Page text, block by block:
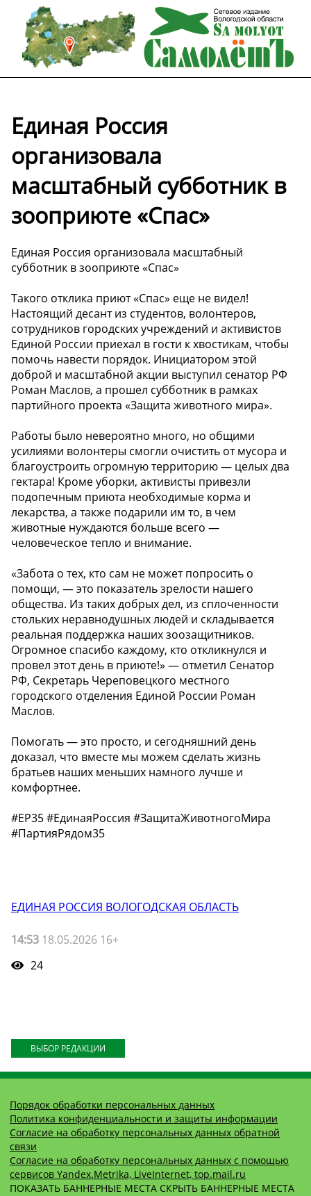
Единая Россия
организовала
масштабный субботник в
зооприюте «Спас»
Единая Россия организовала масштабный
субботник в зооприюте «Спас»
Такого отклика приют «Спас» еще не видел!
Настоящий десант из студентов, волонтеров,
сотрудников городских учреждений и активистов
Единой России приехал в гости к хвостикам, чтобы
помочь навести порядок. Инициатором этой
доброй и масштабной акции выступил сенатор РФ
Роман Маслов, а прошел субботник в рамках
партийного проекта «Защита животного мира».
Работы было невероятно много, но общими
усилиями волонтеры смогли очистить от мусора и
благоустроить огромную территорию — целых два
гектара! Кроме уборки, активисты привезли
подопечным приюта необходимые корма и
лекарства, а также подарили им то, в чем
животные нуждаются больше всего —
человеческое тепло и внимание.
«Забота о тех, кто сам не может попросить о
помощи, — это показатель зрелости нашего
общества. Из таких добрых дел, из сплоченности
стольких неравнодушных людей и складывается
реальная поддержка наших зоозащитников.
Огромное спасибо каждому, кто откликнулся и
провел этот день в приюте!» — отметил Сенатор
РФ, Секретарь Череповецкого местного
городского отделения Единой России Роман
Маслов.
Помогать — это просто, и сегодняшний день
доказал, что вместе мы можем сделать жизнь
братьев наших меньших намного лучше и
комфортнее.
#ЕР35 #ЕдинаяРоссия #ЗащитаЖивотногоМира
#ПартияРядом35
ЕДИНАЯ РОССИЯ ВОЛОГОДСКАЯ ОБЛАСТЬ
14:53 18.05.2026 16+
24
ВЫБОР РЕДАКЦИИ
Порядок обработки персональных данных
Политика конфиденциальности и защиты информации
Согласие на обработку персональных данных обратной
связи
Согласие на обработку персональных данных с помощью
сервисов Yandex.Metrika, LiveInternet, top.mail.ru
ПОКАЗАТЬ БАННЕРНЫЕ МЕСТА СКРЫТЬ БАННЕРНЫЕ МЕСТА